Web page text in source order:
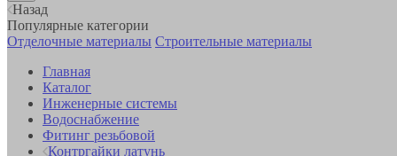
Назад
Популярные категории
Отделочные материалы Строительные материалы
Главная
Каталог
Инженерные системы
Водоснабжение
Фитинг резьбовой
Контргайки латунь